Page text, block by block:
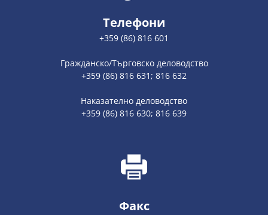
Телефони
+359 (86) 816 601
Гражданско/Търговско деловодство
+359 (86) 816 631; 816 632
Наказателно деловодство
+359 (86) 816 630; 816 639
Факс